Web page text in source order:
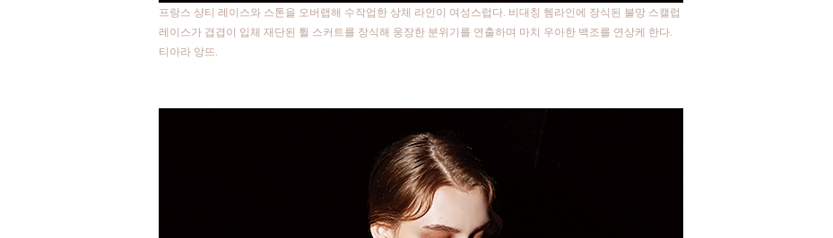
프랑스 샹티 레이스와 스톤을 오버랩해 수작업한 상체 라인이 여성스럽다. 비대칭 헴라인에 장식된 불망 스캘럽
레이스가 겹겹이 입체 재단된 튈 스커트를 장식해 웅장한 분위기를 연출하며 마치 우아한 백조를 연상케 한다.
티아라 앙뜨.